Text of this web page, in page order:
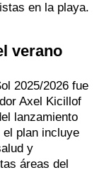
en la playa.
verano
2025/2026 fue
Axel Kicillof
lanzamiento
el plan incluye
y
áreas del